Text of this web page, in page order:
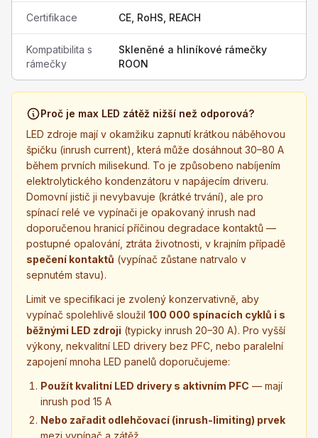
Certifikace CE, RoHS, REACH
Kompatibilita s
rámečky
Skleněné a hliníkové rámečky
ROON
Proč je max LED zátěž nižší než odporová?
LED zdroje mají v okamžiku zapnutí krátkou náběhovou
špičku (inrush current), která může dosáhnout 30–80 A
během prvních milisekund. To je způsobeno nabíjením
elektrolytického kondenzátoru v napájecím driveru.
Domovní jistič ji nevybavuje (krátké trvání), ale pro
spínací relé ve vypínači je opakovaný inrush nad
doporučenou hranicí příčinou degradace kontaktů —
postupné opalování, ztráta životnosti, v krajním případě
spečení kontaktů (vypínač zůstane natrvalo v
sepnutém stavu).
Limit ve specifikaci je zvolený konzervativně, aby
vypínač spolehlivě sloužil 100 000 spínacích cyklů i s
běžnými LED zdroji (typicky inrush 20–30 A). Pro vyšší
výkony, nekvalitní LED drivery bez PFC, nebo paralelní
zapojení mnoha LED panelů doporučujeme:
Použít kvalitní LED drivery s aktivním PFC — mají
inrush pod 15 A
Nebo zařadit odlehčovací (inrush-limiting) prvek
mezi vypínač a zátěž